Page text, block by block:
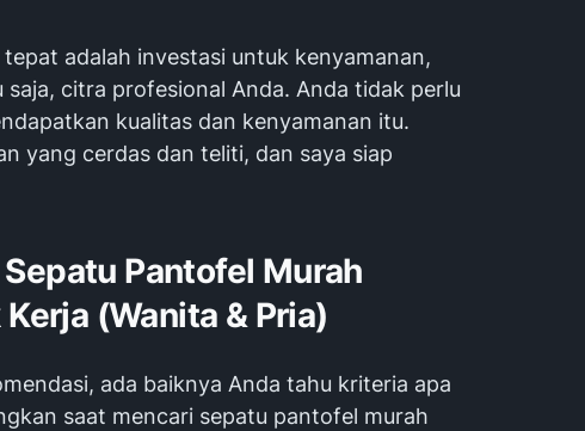
adalah investasi untuk kenyamanan,
citra profesional Anda. Anda tidak perlu
kualitas dan kenyamanan itu.
yang cerdas dan teliti, dan saya siap
Pantofel Murah
(Wanita & Pria)
ada baiknya Anda tahu kriteria apa
saat mencari sepatu pantofel murah